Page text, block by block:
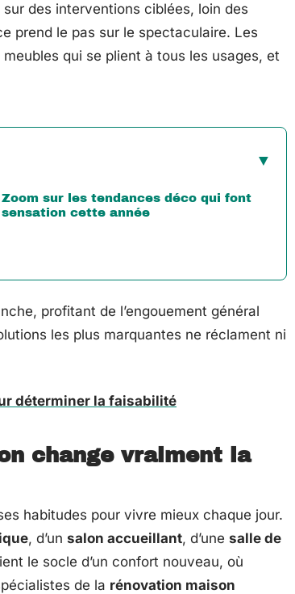
des interventions ciblées, loin des
prend le pas sur le spectaculaire. Les
qui se plient à tous les usages, et
Zoom sur les tendances déco qui font
sensation cette année
profitant de l’engouement général
les plus marquantes ne réclament ni
déterminer la faisabilité
change vraiment la
habitudes pour vivre mieux chaque jour.
, d’un salon accueillant, d’une salle de
le socle d’un confort nouveau, où
de la rénovation maison